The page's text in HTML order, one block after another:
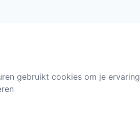
gebruikt cookies om je ervaring